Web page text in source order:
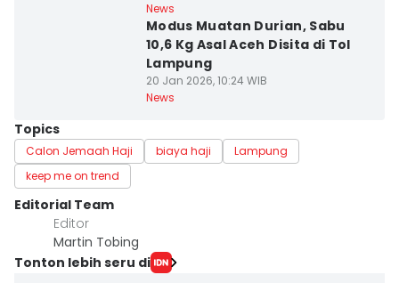
News
Modus Muatan Durian, Sabu
10,6 Kg Asal Aceh Disita di Tol
Lampung
20 Jan 2026, 10:24 WIB
News
Topics
Calon Jemaah Haji biaya haji
Lampung
keep me on trend
Editorial Team
Editor
Martin Tobing
Tonton lebih seru di